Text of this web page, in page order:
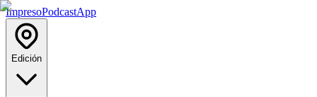
ImpresoPodcastApp
Edición